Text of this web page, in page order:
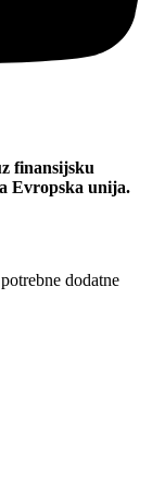
finansijsku
Evropska unija.
dodatne